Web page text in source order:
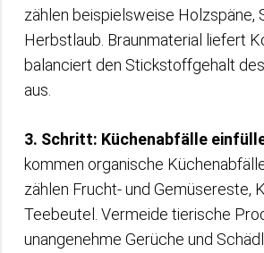
zählen beispielsweise Holzspäne,
Herbstlaub. Braunmaterial liefert
balanciert den Stickstoffgehalt
aus.
3. Schritt: Küchenabfälle
kommen organische
zählen Frucht- und Gemüsereste,
Teebeutel. Vermeide tierische
unangenehme Gerüche und